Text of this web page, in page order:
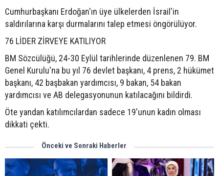
Cumhurbaşkanı Erdoğan'ın üye ülkelerden İsrail'in
saldırılarına karşı durmalarını talep etmesi öngörülüyor.
76 LİDER ZİRVEYE KATILIYOR
BM Sözcülüğü, 24-30 Eylül tarihlerinde düzenlenen 79. BM
Genel Kurulu'na bu yıl 76 devlet başkanı, 4 prens, 2 hükümet
başkanı, 42 başbakan yardımcısı, 9 bakan, 54 bakan
yardımcısı ve AB delegasyonunun katılacağını bildirdi.
Öte yandan katılımcılardan sadece 19'unun kadın olması
dikkati çekti.
Önceki ve Sonraki Haberler